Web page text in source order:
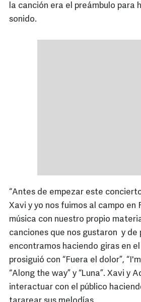
la canción era el preámbulo para
sonido.
“Antes de empezar este
Xavi y yo nos fuimos al campo en
música con nuestro propio
canciones que nos gustaron y de
encontramos haciendo giras en
prosiguió con “Fuera el dolor”,
“Along the way” y “Luna”. Xavi y
interactuar con el público